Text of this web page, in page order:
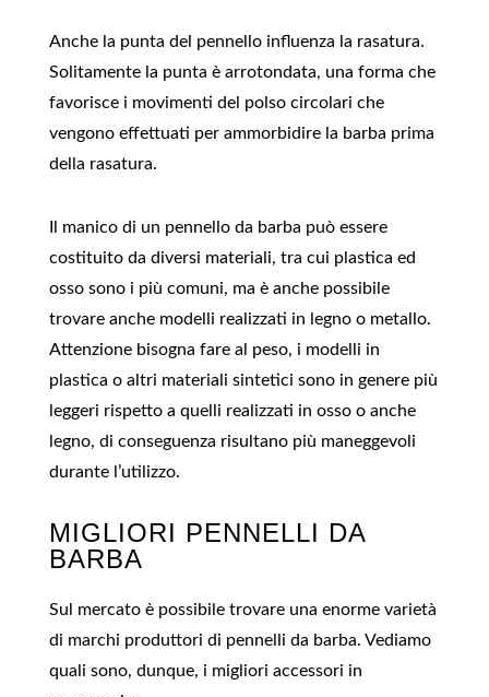
Anche la punta del pennello influenza la rasatura.
Solitamente la punta è arrotondata, una forma che
favorisce i movimenti del polso circolari che
vengono effettuati per ammorbidire la barba prima
della rasatura.
Il manico di un pennello da barba può essere
costituito da diversi materiali, tra cui plastica ed
osso sono i più comuni, ma è anche possibile
trovare anche modelli realizzati in legno o metallo.
Attenzione bisogna fare al peso, i modelli in
plastica o altri materiali sintetici sono in genere più
leggeri rispetto a quelli realizzati in osso o anche
legno, di conseguenza risultano più maneggevoli
durante l’utilizzo.
MIGLIORI PENNELLI DA
BARBA
Sul mercato è possibile trovare una enorme varietà
di marchi produttori di pennelli da barba. Vediamo
quali sono, dunque, i migliori accessori in